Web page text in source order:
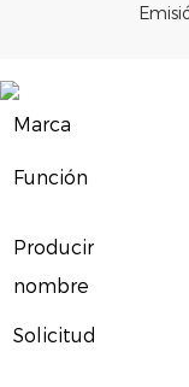
Marca
Función
Producir
nombre
Solicitud